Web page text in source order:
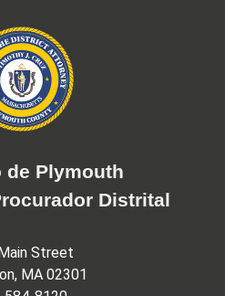
de Plymouth
Distrital
Street
MA 02301